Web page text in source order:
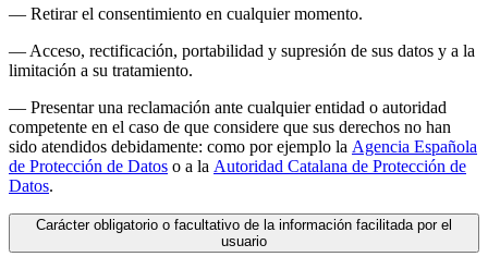
— Retirar el consentimiento en cualquier momento.
— Acceso, rectificación, portabilidad y supresión de sus datos y a la
limitación a su tratamiento.
— Presentar una reclamación ante cualquier entidad o autoridad
competente en el caso de que considere que sus derechos no han
sido atendidos debidamente: como por ejemplo la Agencia Española
de Protección de Datos o a la Autoridad Catalana de Protección de
Datos.
Carácter obligatorio o facultativo de la información facilitada por el
usuario